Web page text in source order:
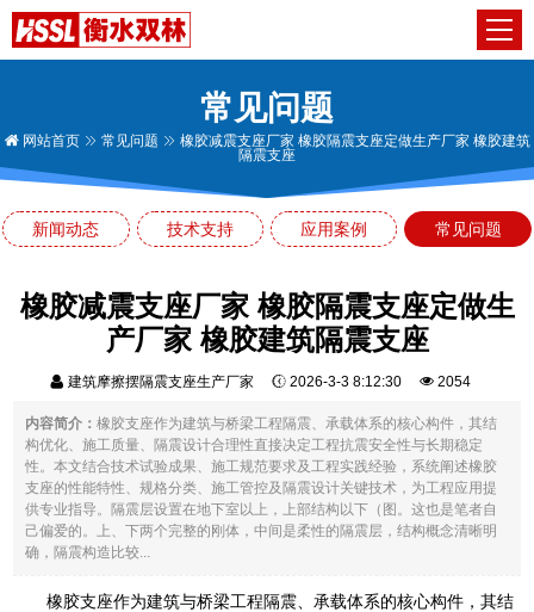
常见问题
网站首页 常见问题
橡胶减震支座厂家 橡胶隔震支座定做生产厂家 橡胶建筑
隔震支座
新闻动态 技术支持 应用案例 常见问题
橡胶减震支座厂家 橡胶隔震支座定做生
产厂家 橡胶建筑隔震支座
建筑摩擦摆隔震支座生产厂家 2026-3-3 8:12:30 2054
内容简介：橡胶支座作为建筑与桥梁工程隔震、承载体系的核心构件，其结
构优化、施工质量、隔震设计合理性直接决定工程抗震安全性与长期稳定
性。本文结合技术试验成果、施工规范要求及工程实践经验，系统阐述橡胶
支座的性能特性、规格分类、施工管控及隔震设计关键技术，为工程应用提
供专业指导。隔震层设置在地下室以上，上部结构以下（图。这也是笔者自
己偏爱的。上、下两个完整的刚体，中间是柔性的隔震层，结构概念清晰明
确，隔震构造比较...
橡胶支座作为建筑与桥梁工程隔震、承载体系的核心构件，其结